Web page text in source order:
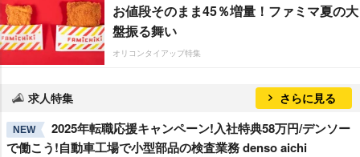
お値段そのまま45％増量！ファミマ夏の大
盤振る舞い
オリコンタイアップ特集
求人特集 さらに見る
NEW
2025年転職応援キャンペーン!入社特典58万円/デンソー
で働こう!自動車工場で小型部品の検査業務 denso aichi